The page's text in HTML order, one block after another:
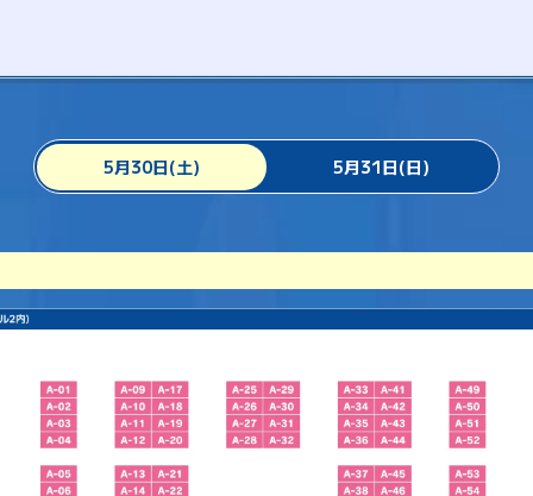
5月30日(土) 5月31日(日)